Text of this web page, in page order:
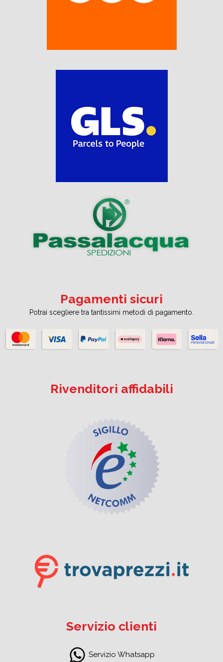
Pagamenti sicuri
Potrai scegliere tra tantissimi metodi di pagamento.
Rivenditori affidabili
Servizio clienti
Servizio Whatsapp